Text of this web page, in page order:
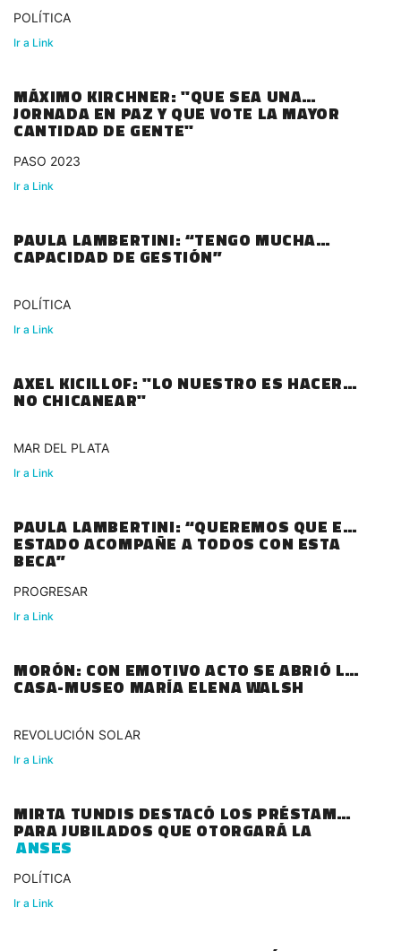
POLÍTICA
Ir a Link
MÁXIMO KIRCHNER: "QUE SEA UNA
JORNADA EN PAZ Y QUE VOTE LA MAYOR
CANTIDAD DE GENTE"
PASO 2023
Ir a Link
PAULA LAMBERTINI: “TENGO MUCHA
CAPACIDAD DE GESTIÓN”
POLÍTICA
Ir a Link
AXEL KICILLOF: "LO NUESTRO ES HACER
NO CHICANEAR"
MAR DEL PLATA
Ir a Link
PAULA LAMBERTINI: “QUEREMOS QUE EL
ESTADO ACOMPAÑE A TODOS CON ESTA
BECA”
PROGRESAR
Ir a Link
MORÓN: CON EMOTIVO ACTO SE ABRIÓ LA
CASA-MUSEO MARÍA ELENA WALSH
REVOLUCIÓN SOLAR
Ir a Link
MIRTA TUNDIS DESTACÓ LOS PRÉSTAMOS
PARA JUBILADOS QUE OTORGARÁ LA
ANSES
POLÍTICA
Ir a Link